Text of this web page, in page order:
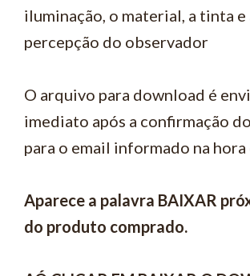
iluminação, o material, a tinta e
percepção do observador
O arquivo para download é
imediato após a confirmação
para o email informado na hora
Aparece a palavra BAIXAR
do produto comprado.